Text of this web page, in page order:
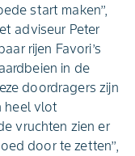
start maken’’,
adviseur Peter
rijen Favori’s
in de
doordragers zijn
heel vlot
vruchten zien er
door te zetten’’,